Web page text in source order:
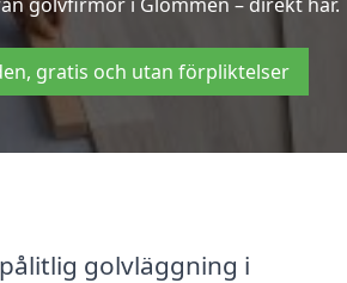
gratis och utan förpliktelser
golvläggning i